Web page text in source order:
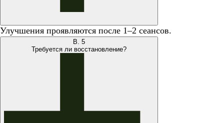
Улучшения проявляются после 1–2 сеансов.
В. 5
Требуется ли восстановление?